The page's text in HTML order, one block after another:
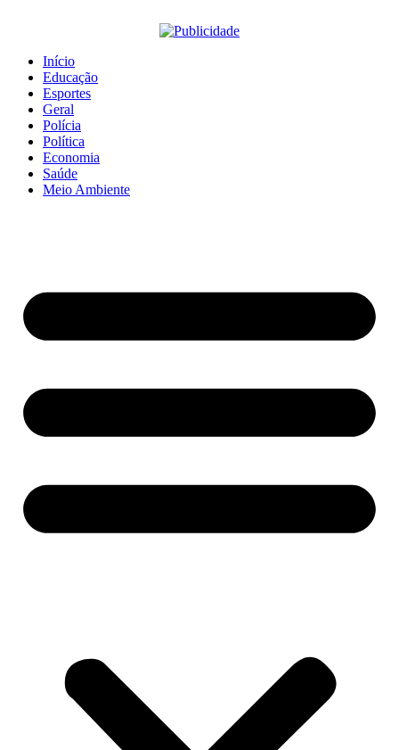
Início
Educação
Esportes
Geral
Polícia
Política
Economia
Saúde
Meio Ambiente